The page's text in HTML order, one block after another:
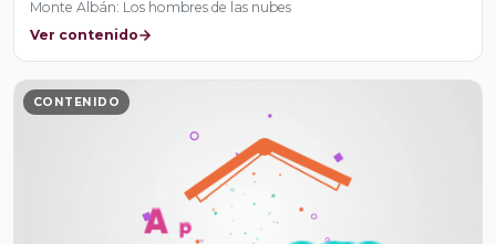
Monte Albán: Los hombres de las nubes
Ver contenido
CONTENIDO